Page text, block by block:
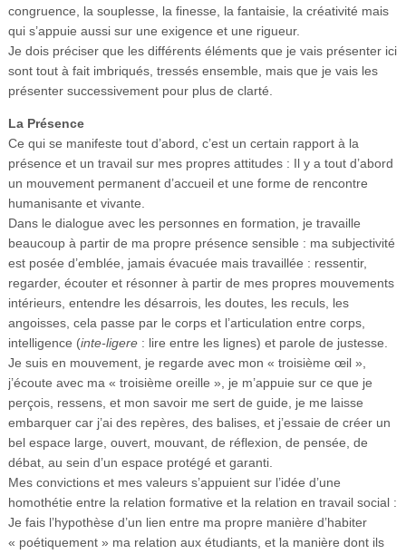
congruence, la souplesse, la finesse, la fantaisie, la créativité mais
qui s’appuie aussi sur une exigence et une rigueur.
Je dois préciser que les différents éléments que je vais présenter ici
sont tout à fait imbriqués, tressés ensemble, mais que je vais les
présenter successivement pour plus de clarté.
La Présence
Ce qui se manifeste tout d’abord, c’est un certain rapport à la
présence et un travail sur mes propres attitudes : Il y a tout d’abord
un mouvement permanent d’accueil et une forme de rencontre
humanisante et vivante.
Dans le dialogue avec les personnes en formation, je travaille
beaucoup à partir de ma propre présence sensible : ma subjectivité
est posée d’emblée, jamais évacuée mais travaillée : ressentir,
regarder, écouter et résonner à partir de mes propres mouvements
intérieurs, entendre les désarrois, les doutes, les reculs, les
angoisses, cela passe par le corps et l’articulation entre corps,
intelligence (inte-ligere: lire entre les lignes) et parole de justesse.
Je suis en mouvement, je regarde avec mon « troisième œil »,
j’écoute avec ma « troisième oreille », je m’appuie sur ce que je
perçois, ressens, et mon savoir me sert de guide, je me laisse
embarquer car j’ai des repères, des balises, et j’essaie de créer un
bel espace large, ouvert, mouvant, de réflexion, de pensée, de
débat, au sein d’un espace protégé et garanti.
Mes convictions et mes valeurs s’appuient sur l’idée d’une
homothétie entre la relation formative et la relation en travail social :
Je fais l’hypothèse d’un lien entre ma propre manière d’habiter
« poétiquement » ma relation aux étudiants, et la manière dont ils